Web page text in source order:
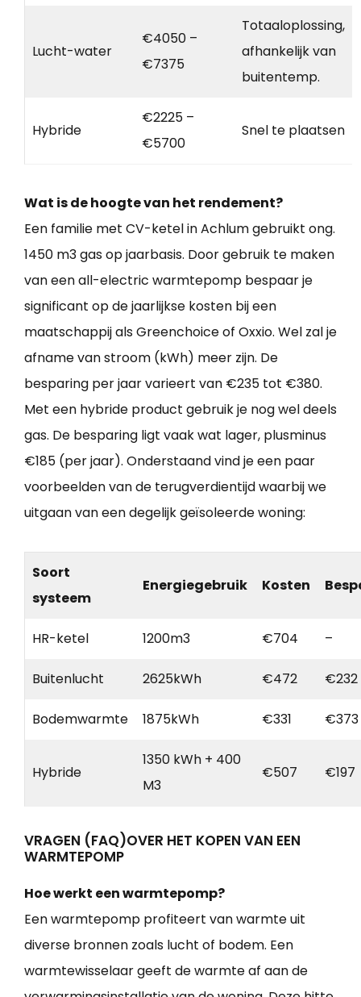
Lucht-water
€4050 –
€7375
Totaaloplossing,
afhankelijk van
buitentemp.
Hybride
€2225 –
€5700
Snel te plaatsen
Wat is de hoogte van het rendement?
Een familie met CV-ketel in Achlum gebruikt ong.
1450 m3 gas op jaarbasis. Door gebruik te maken
van een all-electric warmtepomp bespaar je
significant op de jaarlijkse kosten bij een
maatschappij als Greenchoice of Oxxio. Wel zal je
afname van stroom (kWh) meer zijn. De
besparing per jaar varieert van €235 tot €380.
Met een hybride product gebruik je nog wel deels
gas. De besparing ligt vaak wat lager, plusminus
€185 (per jaar). Onderstaand vind je een paar
voorbeelden van de terugverdientijd waarbij we
uitgaan van een degelijk geïsoleerde woning:
Soort
systeem
Energiegebruik Kosten
HR-ketel 1200m3 €704 –
Buitenlucht 2625kWh €472 €232
Bodemwarmte 1875kWh €331 €373
Hybride
1350 kWh + 400
M3
€507 €197
VRAGEN (FAQ)OVER HET KOPEN VAN EEN
WARMTEPOMP
Hoe werkt een warmtepomp?
Een warmtepomp profiteert van warmte uit
diverse bronnen zoals lucht of bodem. Een
warmtewisselaar geeft de warmte af aan de